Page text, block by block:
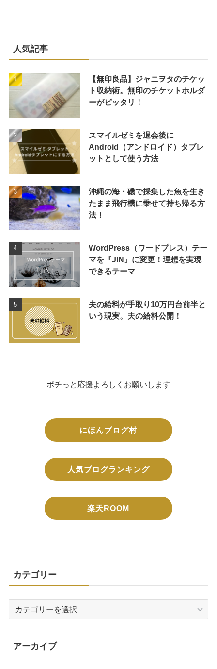
人気記事
【無印良品】ジャニヲタのチケッ
ト収納術。無印のチケットホルダ
ーがピッタリ！
スマイルゼミを退会後に
Android（アンドロイド）タブレ
ットとして使う方法
沖縄の海・磯で採集した魚を生き
たまま飛行機に乗せて持ち帰る方
法！
WordPress（ワードプレス）テー
マを『JIN』に変更！理想を実現
できるテーマ
夫の給料が手取り10万円台前半と
いう現実。夫の給料公開！
ポチっと応援よろしくお願いします
にほんブログ村
人気ブログランキング
楽天ROOM
カテゴリー
ー
アーカイブ